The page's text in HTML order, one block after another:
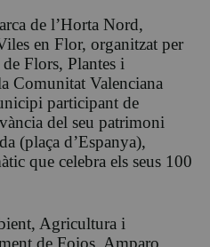
de l’Horta Nord,
en Flor, organitzat per
Flors, Plantes i
Comunitat Valenciana
participant de
del seu patrimoni
(plaça d’Espanya),
que celebra els seus 100
Agricultura i